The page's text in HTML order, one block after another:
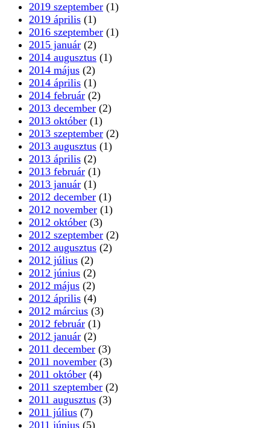
2019 szeptember (1)
2019 április (1)
2016 szeptember (1)
2015 január (2)
2014 augusztus (1)
2014 május (2)
2014 április (1)
2014 február (2)
2013 december (2)
2013 október (1)
2013 szeptember (2)
2013 augusztus (1)
2013 április (2)
2013 február (1)
2013 január (1)
2012 december (1)
2012 november (1)
2012 október (3)
2012 szeptember (2)
2012 augusztus (2)
2012 július (2)
2012 június (2)
2012 május (2)
2012 április (4)
2012 március (3)
2012 február (1)
2012 január (2)
2011 december (3)
2011 november (3)
2011 október (4)
2011 szeptember (2)
2011 augusztus (3)
2011 július (7)
2011 június (5)